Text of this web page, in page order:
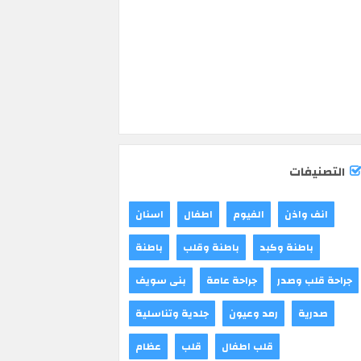
التصنيفات
اسنان اطفال الفيوم
انف واذن
باطنة
باطنة وقلب
باطنة وكبد
بنى سويف
جراحة عامة
جراحة قلب وصدر
جلدية وتناسلية
رمد وعيون
صدرية
عظام
قلب
قلب اطفال